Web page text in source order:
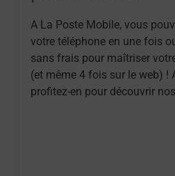
A La Poste Mobile, vous
votre téléphone en une fois
sans frais pour maîtriser
(et même 4 fois sur le web) !
profitez-en pour découvrir